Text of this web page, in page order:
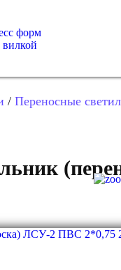
форм
/ Переносные